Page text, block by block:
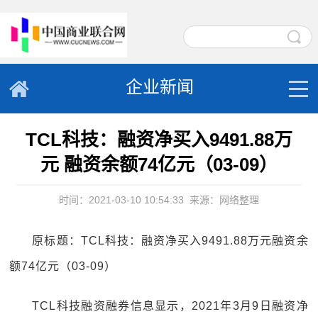
企业新闻
TCL科技：融资净买入9491.88万
元 融资余额74亿元（03-09）
时间：2021-03-10 10:54:33 来源：网络整理
原标题：TCL科技：融资净买入9491.88万元融资余
额74亿元（03-09）
TCL科技融资融券信息显示，2021年3月9日融资净